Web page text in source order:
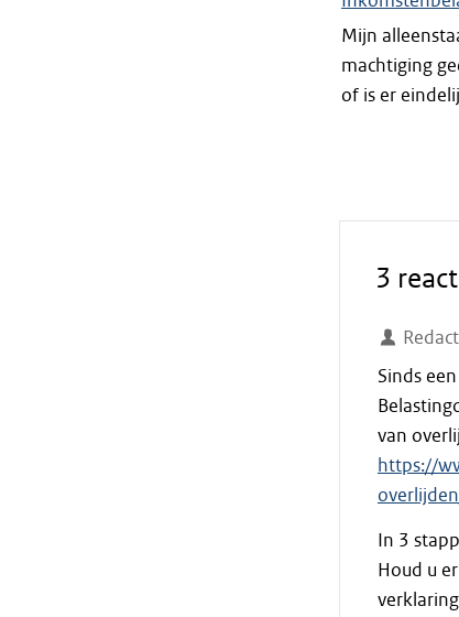
Mijn
machtiging
of is er
3
Sinds
van
https://
In 3
Houd u